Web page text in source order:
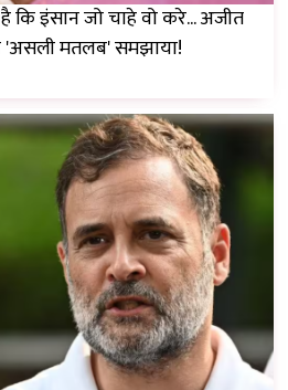
इंसान जो चाहे वो करे... अजीत
'असली मतलब' समझाया!